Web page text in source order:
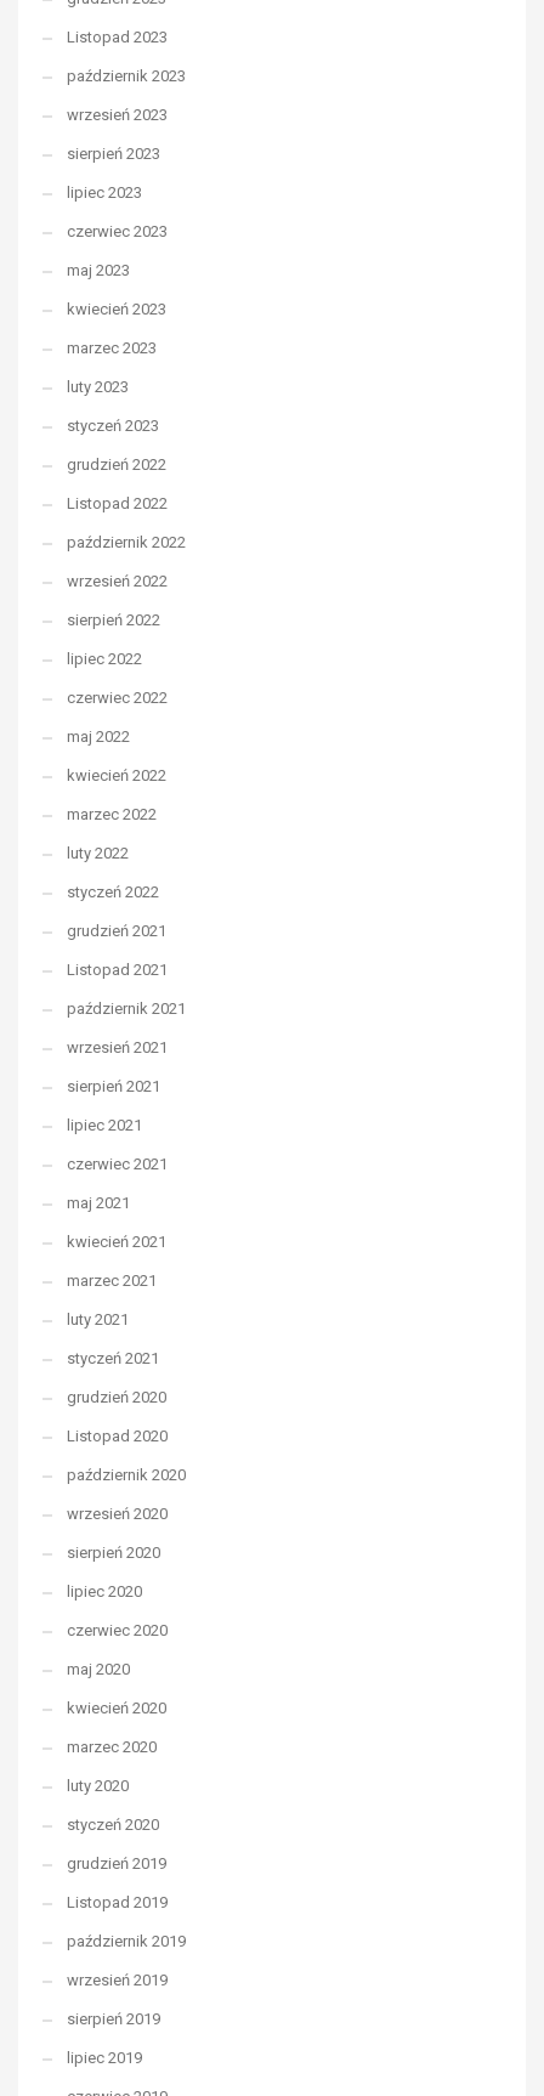
Listopad 2023
październik 2023
wrzesień 2023
sierpień 2023
lipiec 2023
czerwiec 2023
maj 2023
kwiecień 2023
marzec 2023
luty 2023
styczeń 2023
grudzień 2022
Listopad 2022
październik 2022
wrzesień 2022
sierpień 2022
lipiec 2022
czerwiec 2022
maj 2022
kwiecień 2022
marzec 2022
luty 2022
styczeń 2022
grudzień 2021
Listopad 2021
październik 2021
wrzesień 2021
sierpień 2021
lipiec 2021
czerwiec 2021
maj 2021
kwiecień 2021
marzec 2021
luty 2021
styczeń 2021
grudzień 2020
Listopad 2020
październik 2020
wrzesień 2020
sierpień 2020
lipiec 2020
czerwiec 2020
maj 2020
kwiecień 2020
marzec 2020
luty 2020
styczeń 2020
grudzień 2019
Listopad 2019
październik 2019
wrzesień 2019
sierpień 2019
lipiec 2019